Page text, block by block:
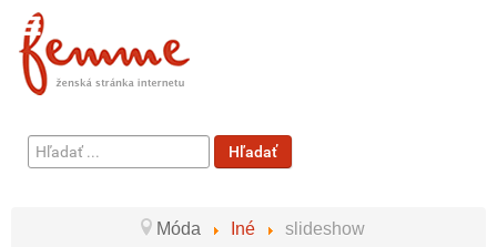
Hľadať
...
Hľadať
Móda Iné slideshow